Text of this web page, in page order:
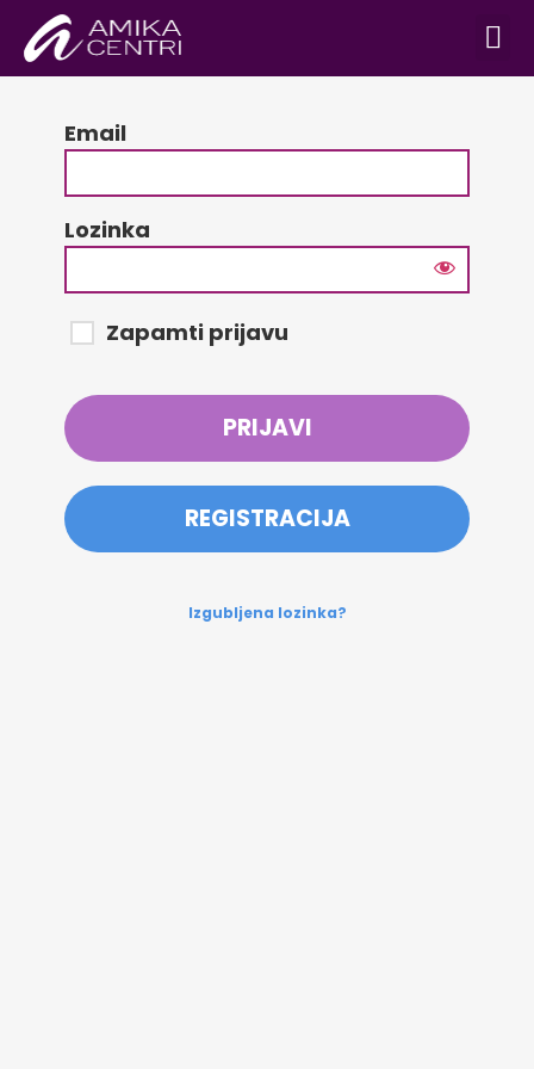
Email
Lozinka
Zapamti prijavu
REGISTRACIJA
Izgubljena lozinka?